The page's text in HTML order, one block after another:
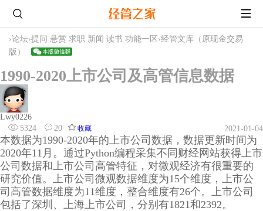
›论坛›提问 悬赏 求职 新闻 读书 功能一区 ›经管文库（原现金交易
版）
1990-2020上市公司及高管信息数据
Lwy0226
5324
20 收藏 2021-01-04
本数据为1990-2020年的上市公司数据，数据更新时间为
2020年11月。通过Python编程采集不同财经网站获得上市
公司数据和上市公司高管特征，对微观经济有很重要的
研究价值。上市公司微观数据维度为15个维度，上市公
司高管数据维度为11维度，整合维度有26个。上市公司
包括了深圳、上海上市公司，分别有1821和2392。